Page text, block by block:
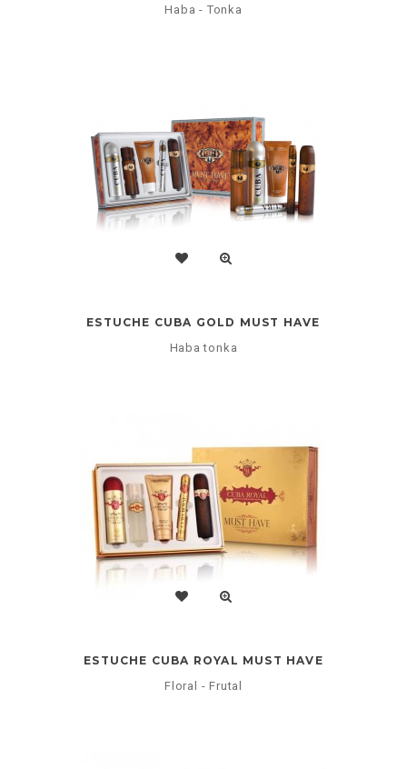
Haba - Tonka
ESTUCHE CUBA GOLD MUST HAVE
Haba tonka
ESTUCHE CUBA ROYAL MUST HAVE
Floral - Frutal